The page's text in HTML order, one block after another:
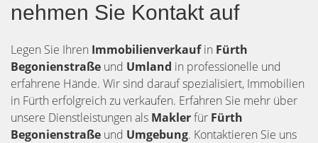
nehmen Sie Kontakt auf
Legen Sie Ihren Immobilienverkaufin Fürth
Begonienstraße und Umland in professionelle und
erfahrene Hände. Wir sind darauf spezialisiert, Immobilien
in Fürth erfolgreich zu verkaufen. Erfahren Sie mehr über
unsere Dienstleistungen als Maklerfür Fürth
Begonienstraße und Umgebung. Kontaktieren Sie uns